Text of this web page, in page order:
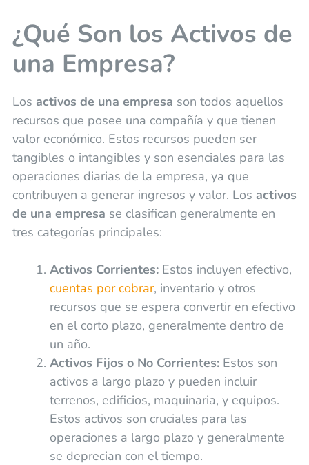
¿Qué Son los Activos de
una Empresa?
Los activos de una empresa son todos aquellos
recursos que posee una compañía y que tienen
valor económico. Estos recursos pueden ser
tangibles o intangibles y son esenciales para las
operaciones diarias de la empresa, ya que
contribuyen a generar ingresos y valor. Los activos
de una empresa se clasifican generalmente en
tres categorías principales:
Activos Corrientes:Estos incluyen efectivo,
cuentas por cobrar, inventario y otros
recursos que se espera convertir en efectivo
en el corto plazo, generalmente dentro de
un año.
Activos Fijos o No Corrientes:Estos son
activos a largo plazo y pueden incluir
terrenos, edificios, maquinaria, y equipos.
Estos activos son cruciales para las
operaciones a largo plazo y generalmente
se deprecian con el tiempo.